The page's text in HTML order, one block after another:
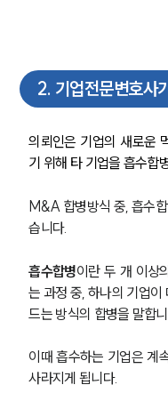
2. 기업전문변호
의뢰인은 기업의 새로운
기 위해 타 기업을 흡수합
M&A 합병방식 중, 흡수
습니다.
흡수합병이란 두 개 이상
는 과정 중, 하나의 기업
드는 방식의 합병을 말합
이때 흡수하는 기업은 계
사라지게 됩니다.